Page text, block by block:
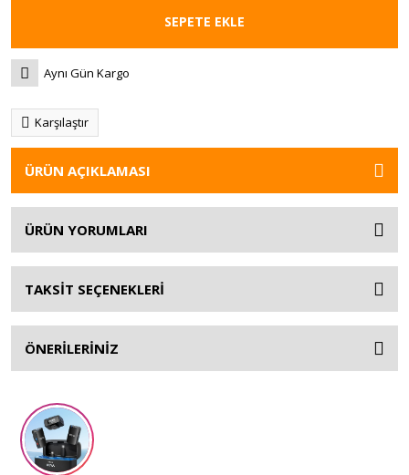
SEPETE EKLE
Aynı Gün Kargo
Karşılaştır
ÜRÜN AÇIKLAMASI
ÜRÜN YORUMLARI
TAKSİT SEÇENEKLERİ
ÖNERİLERİNİZ